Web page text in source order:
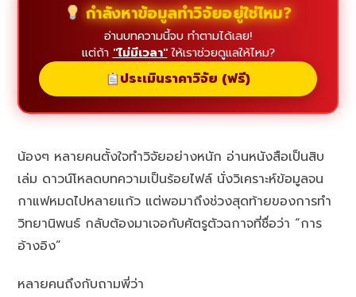
กำลังหาข้อมูลทำวิจัยอยู่ใช่ไหม?
อ่านบทความนี้จบ ทำตามได้เลย!
แต่ถ้า "ไม่มีเวลา"ให้เราช่วยดูแลให้ไหม?
ประเมินราคาวิจัย (ฟรี)
น้องๆ หลายคนตั้งใจทำวิจัยอย่างหนัก อ่านหนังสือเป็นสิบ
เล่ม ดาวน์โหลดบทความเป็นร้อยไฟล์ นั่งวิเคราะห์ข้อมูลจน
กาแฟหมดไปหลายแก้ว แต่พอมาถึงช่วงสุดท้ายของการทำ
วิทยานิพนธ์ กลับต้องมาเจอกับศัตรูตัวฉกาจที่ชื่อว่า “การ
อ้างอิง”
หลายคนถึงกับถามพี่ว่า